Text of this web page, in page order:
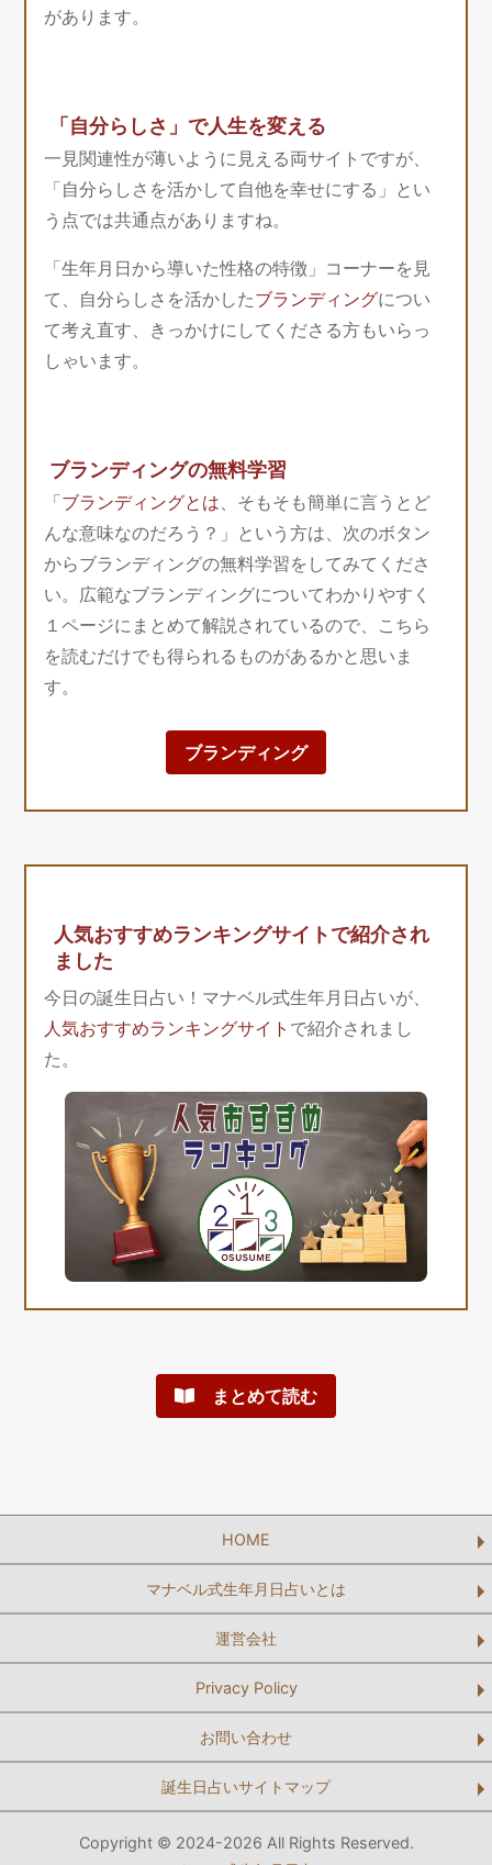
があります。
「自分らしさ」で人生を変える
一見関連性が薄いように見える両サイトですが、
「自分らしさを活かして自他を幸せにする」とい
う点では共通点がありますね。
「生年月日から導いた性格の特徴」コーナーを見
て、自分らしさを活かしたブランディングについ
て考え直す、きっかけにしてくださる方もいらっ
しゃいます。
ブランディングの無料学習
「ブランディングとは、そもそも簡単に言うとど
んな意味なのだろう？」という方は、次のボタン
からブランディングの無料学習をしてみてくださ
い。広範なブランディングについてわかりやすく
１ページにまとめて解説されているので、こちら
を読むだけでも得られるものがあるかと思いま
す。
ブランディング
人気おすすめランキングサイトで紹介され
ました
今日の誕生日占い！マナベル式生年月日占いが、
人気おすすめランキングサイト で紹介されまし
た。
まとめて読む
HOME
マナベル式生年月日占いとは
運営会社
Privacy Policy
お問い合わせ
誕生日占いサイトマップ
Copyright © 2024-2026 All Rights Reserved.